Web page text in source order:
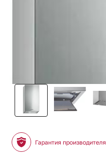
Гарантия производителя